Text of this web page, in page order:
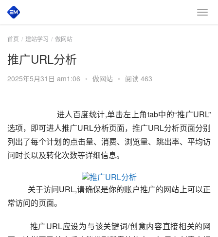
首页 建站学习 做网站
推广URL分析
2025年5月31日 am1:06 • 做网站 • 阅读 463
进人百度统计,单击左上角tab中的“推广URL”
选项，即可进人推广URL分析页面，推广URL分析页面分别
列出了每个计划的点击量、消费、浏览量、跳出率、平均访
问时长以及转化次数等详细信息。
关于访问URL,请确保是你的账户推广的网站上可以正
常访问的页面。